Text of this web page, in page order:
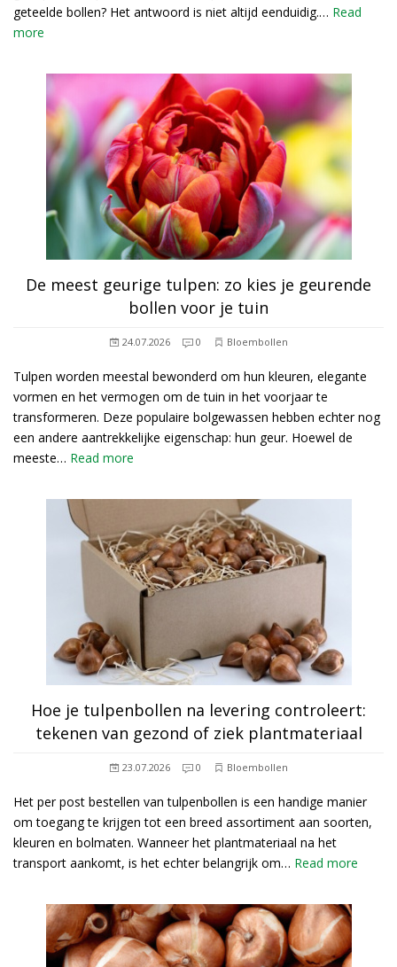
geteelde bollen? Het antwoord is niet altijd eenduidig.… Read
more
De meest geurige tulpen: zo kies je geurende
bollen voor je tuin
24.07.2026 0 Bloembollen
Tulpen worden meestal bewonderd om hun kleuren, elegante
vormen en het vermogen om de tuin in het voorjaar te
transformeren. Deze populaire bolgewassen hebben echter nog
een andere aantrekkelijke eigenschap: hun geur. Hoewel de
meeste… Read more
Hoe je tulpenbollen na levering controleert:
tekenen van gezond of ziek plantmateriaal
23.07.2026 0 Bloembollen
Het per post bestellen van tulpenbollen is een handige manier
om toegang te krijgen tot een breed assortiment aan soorten,
kleuren en bolmaten. Wanneer het plantmateriaal na het
transport aankomt, is het echter belangrijk om… Read more